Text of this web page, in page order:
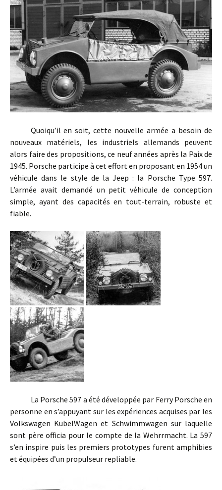
Quoiqu’il en soit, cette nouvelle armée a besoin de
nouveaux matériels, les industriels allemands peuvent
alors faire des propositions, ce neuf années après la Paix de
1945. Porsche participe à cet effort en proposant en 1954 un
véhicule dans le style de la Jeep : la Porsche Type 597.
L’armée avait demandé un petit véhicule de conception
simple, ayant des capacités en tout-terrain, robuste et
fiable.
La Porsche 597 a été développée par Ferry Porsche en
personne en s’appuyant sur les expériences acquises par les
Volkswagen KubelWagen et Schwimmwagen sur laquelle
sont père officia pour le compte de la Wehrrmacht. La 597
s’en inspire puis les premiers prototypes furent amphibies
et équipées d’un propulseur repliable.